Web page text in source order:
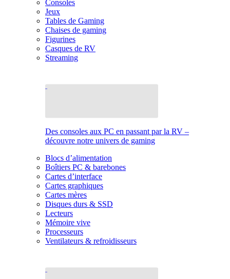
Consoles
Jeux
Tables de Gaming
Chaises de gaming
Figurines
Casques de RV
Streaming
Des consoles aux PC en passant par la RV –
découvre notre univers de gaming
Blocs d’alimentation
Boîtiers PC & barebones
Cartes d’interface
Cartes graphiques
Cartes mères
Disques durs & SSD
Lecteurs
Mémoire vive
Processeurs
Ventilateurs & refroidisseurs